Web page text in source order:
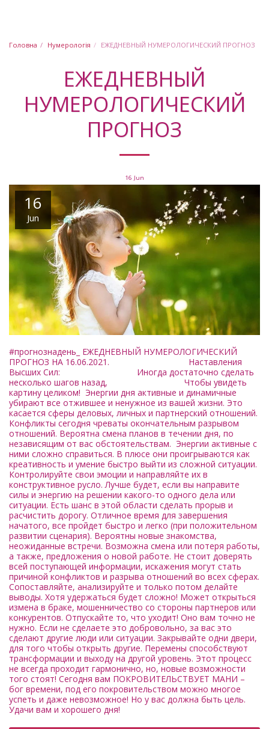
Головна Нумерологія ЕЖЕДНЕВНЫЙ НУМЕРОЛОГИЧЕСКИЙ ПРОГНОЗ
ЕЖЕДНЕВНЫЙ
НУМЕРОЛОГИЧЕСКИЙ
ПРОГНОЗ
16 Jun
16
Jun
#прогнознадень_ ЕЖЕДНЕВНЫЙ НУМЕРОЛОГИЧЕСКИЙ
ПРОГНОЗ НА 16.06.2021. Наставления
Высших Сил: Иногда достаточно сделать
несколько шагов назад, Чтобы увидеть
картину целиком! Энергии дня активные и динамичные
убирают все отжившее и ненужное из вашей жизни. Это
касается сферы деловых, личных и партнерский отношений.
Конфликты сегодня чреваты окончательным разрывом
отношений. Вероятна смена планов в течении дня, по
независящим от вас обстоятельствам. Энергии активные с
ними сложно справиться. В плюсе они проигрываются как
креативность и умение быстро выйти из сложной ситуации.
Контролируйте свои эмоции и направляйте их в
конструктивное русло. Лучше будет, если вы направите
силы и энергию на решении какого-то одного дела или
ситуации. Есть шанс в этой области сделать прорыв и
расчистить дорогу. Отличное время для завершения
начатого, все пройдет быстро и легко (при положительном
развитии сценария). Вероятны новые знакомства,
неожиданные встречи. Возможна смена или потеря работы,
а также, предложения о новой работе. Не стоит доверять
всей поступающей информации, искажения могут стать
причиной конфликтов и разрыва отношений во всех сферах.
Сопоставляйте, анализируйте и только потом делайте
выводы. Хотя удержаться будет сложно! Может открыться
измена в браке, мошенничество со стороны партнеров или
конкурентов. Отпускайте то, что уходит! Оно вам точно не
нужно. Если не сделаете это добровольно, за вас это
сделают другие люди или ситуации. Закрывайте одни двери,
для того чтобы открыть другие. Перемены способствуют
трансформации и выходу на другой уровень. Этот процесс
не всегда проходит гармонично, но, новые возможности
того стоят! Сегодня вам ПОКРОВИТЕЛЬСТВУЕТ МАНИ –
бог времени, под его покровительством можно многое
успеть и даже невозможное! Но у вас должна быть цель.
Удачи вам и хорошего дня!